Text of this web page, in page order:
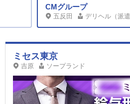
CMグループ
五反田 デリヘル（派遣
ミセス東京
吉原 ソープランド